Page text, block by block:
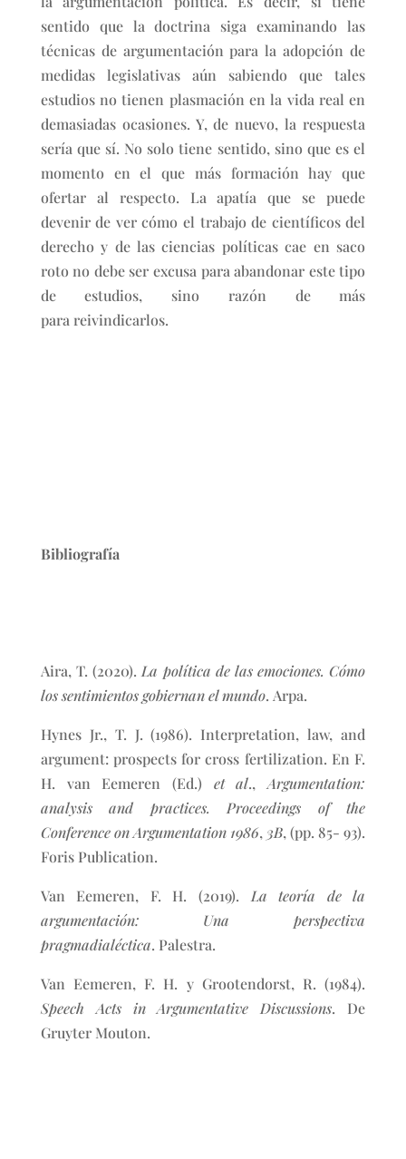
sentido que la doctrina siga examinando las
técnicas de argumentación para la adopción de
medidas legislativas aún sabiendo que tales
estudios no tienen plasmación en la vida real en
demasiadas ocasiones. Y, de nuevo, la respuesta
sería que sí. No solo tiene sentido, sino que es el
momento en el que más formación hay que
ofertar al respecto. La apatía que se puede
devenir de ver cómo el trabajo de científicos del
derecho y de las ciencias políticas cae en saco
roto no debe ser excusa para abandonar este tipo
de estudios, sino razón de más
para reivindicarlos.
Bibliografía
Aira, T. (2020). La política de las emociones. Cómo
los sentimientos gobiernan el mundo. Arpa.
Hynes Jr., T. J. (1986). Interpretation, law, and
argument: prospects for cross fertilization. En F.
H. van Eemeren (Ed.) et al.,Argumentation:
analysis and practices. Proceedings of the
Conference on Argumentation 1986, 3B, (pp. 85- 93).
Foris Publication.
Van Eemeren, F. H. (2019). La teoría de la
argumentación: Una perspectiva
pragmadialéctica. Palestra.
Van Eemeren, F. H. y Grootendorst, R. (1984).
Speech Acts in Argumentative Discussions. De
Gruyter Mouton.